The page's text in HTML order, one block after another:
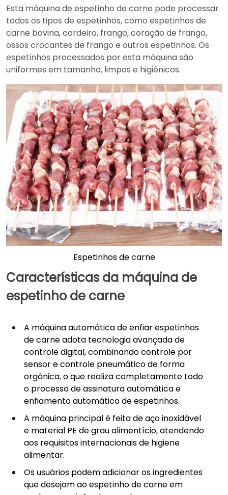
Esta máquina de espetinho de carne pode processar
todos os tipos de espetinhos, como espetinhos de
carne bovina, cordeiro, frango, coração de frango,
ossos crocantes de frango e outros espetinhos. Os
espetinhos processados por esta máquina são
uniformes em tamanho, limpos e higiênicos.
Espetinhos de carne
Características da máquina de
espetinho de carne
A máquina automática de enfiar espetinhos
de carne adota tecnologia avançada de
controle digital, combinando controle por
sensor e controle pneumático de forma
orgânica, o que realiza completamente todo
o processo de assinatura automática e
enfiamento automático de espetinhos.
A máquina principal é feita de aço inoxidável
e material PE de grau alimentício, atendendo
aos requisitos internacionais de higiene
alimentar.
Os usuários podem adicionar os ingredientes
que desejam ao espetinho de carne em